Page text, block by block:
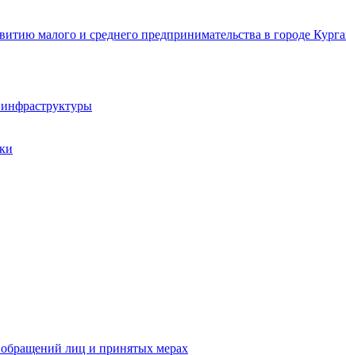
малого и среднего предпринимательства в городе
лиц и принятых мерах